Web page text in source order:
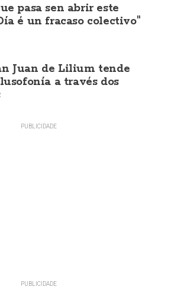
pasa sen abrir este
é un fracaso colectivo"
Juan de Lilium tende
a través dos